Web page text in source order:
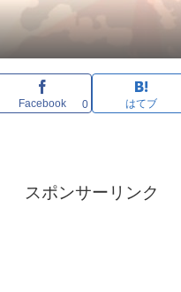
Facebook 0 はてブ
スポンサーリンク